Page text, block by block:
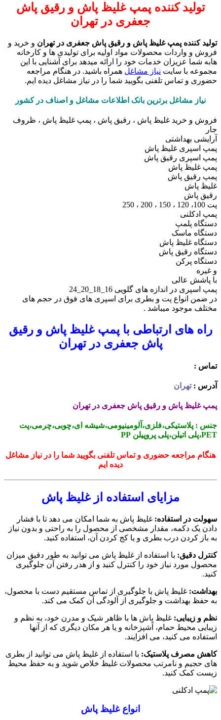
تولید کننده پمپ غلیظ پاش و رقیق پاش
جعفری در تهران
تولید کننده پمپ غلیظ پاش و رقیق پاش جعفری در تهرانو خرید و
فروش و واردات محصولات مواد اولیه برای تولیدی ها و کارخانه
هابه شما عزیزان خدمات خود را ارائه میدهد برای آشنایی با این
مجموعه با سایت نیاز مشاغل همراه باشید. در هنگام مراجعه
حضوری و تماس تلفنی بگویید شما را در نیاز مشاغل دیده ایم.
نیاز مشاغل برترین بانک اطلاعات مشاغل و اصناف در کشور
فروش و خرید غلیظ پاش ، رقیق پاش ، پمپ غلیظ پاش ، ظروف
جار
آرایشی بهداشتی
پمپ اسپری غلیظ پاش
پمپ اسپری رقیق پاش
پمپ غلیظ پاش
پمپ رقیق پاش
غلیظ پاش
رقیق پاش
پت 100، 120 ، 150 ، 200 ، 250
پمپ ادکلنی
دستگاه پلمپ
دستگاه ماسک
دستگاه غلیظ پاش
دستگاه رقیق پاش
دستگاه پرکن
و غیره
با پاشش عالی
پمپ اسپری در اندازه های گلویی 16_18_20_24
در ضمن انواع پت و بطری برای اسپری های فوق در حجم های
مختلف موجود میباشد .
راه های ارتباطی با پمپ غلیظ پاش و رقیق
پاش جعفری در تهران
تماس :
آدرس : تهران
پمپ غلیظ پاش و رقیق پاش جعفری در تهران
جنس : پلاستیکی،فلزی،آلومینیومی،شیشه ای،چوبی،چرمی،پت
PET،پلی اتیلن،پلی پروپیلن PP
هنگام مراجعه حضوری و تماس تلفنی بگویید شما را در نیاز مشاغل
دیده ایم
مزایای استفاده از غلیظ پاش
سهولت در استفاده:غلیظ پاش به شما امکان می دهد تا با فشار
دادن یک دکمه، مقدار مشخصی از محصول را به راحتی و بدون نیاز
به باز کردن درب بطری و یا کج کردن آن، استفاده کنید.
کنترل دقیق:با استفاده از غلیظ پاش می توانید به طور دقیق میزان
محصول مورد نیاز خود را کنترل کنید و از هدر رفتن آن جلوگیری
کنید.
بهداشت:غلیظ پاش با جلوگیری از تماس مستقیم دست با محصول،
به حفظ بهداشت و جلوگیری از آلودگی آن کمک می کند.
نظم و زیبایی:غلیظ پاش ها با ظاهر شیک و مدرن خود، به نظم و
زیبایی محیط حمام، آشپزخانه و یا هر مکان دیگری که از آنها
استفاده می کنید، می افزایند.
کاهش مصرف پلاستیک:با استفاده از غلیظ پاش می توانید از بطری
های حجیم و نامرتب محصولات غلیظ خلاص شوید و به حفظ محیط
زیست کمک کنید.
انواع غلیظ پاش